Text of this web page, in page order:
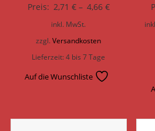
Preis: 2,71 €– 4,66 €
inkl. MwSt.
zzgl.Versandkosten
Lieferzeit:4 bis 7 Tage
Auf die Wunschliste